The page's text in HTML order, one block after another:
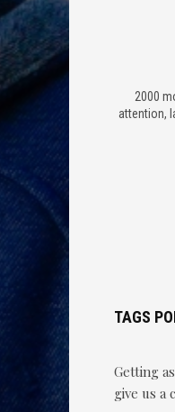
2000
attention,
TAGS
Getting
give us a